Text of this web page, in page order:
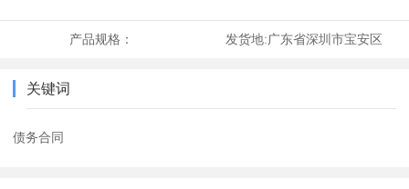
产品规格： 发货地:广东省深圳市宝安区
关键词
债务合同